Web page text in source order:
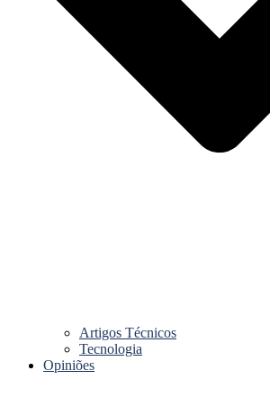
Artigos Técnicos
Tecnologia
Opiniões